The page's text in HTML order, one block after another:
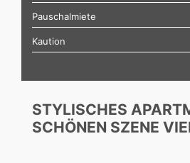
Pauschalmiete
Kaution
STYLISCHES
SCHÖNEN SZENE